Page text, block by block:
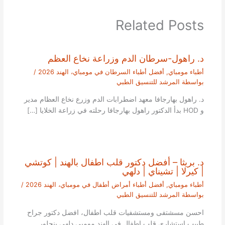
Related Posts
د. راهول-سرطان الدم وزراعة نخاع العظم
أطباء مومباي, أفضل أطباء السرطان في مومباي، الهند 2026
/
بواسطة المرشد للتنسيق الطبي
د. راهول بهارجافا معهد اضطرابات الدم وزرع نخاع العظام مدير
و HOD بدأ الدكتور راهول بهارجافا رحلته في زراعة الخلايا […]
د. بريثا – أفضل دكتور قلب اطفال بالهند | كوتشي
| كيرلا | تشيناي | دلهي
أطباء مومباي, أفضل أطباء أمراض أطفال في مومباي، الهند 2026
/
بواسطة المرشد للتنسيق الطبي
احسن مسشتفى ومستشفيات قلب اطفال، افضل دكتور جراح
طبيب استشاري قلب اطفال في الهند مومبي دلهي بنجلور